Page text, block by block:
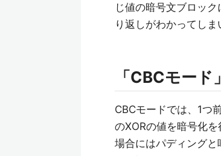
じ値の暗号文ブロッ
り返しがわかってしま
「CBCモード」
CBCモードでは、1つ
のXORの値を暗号化
場合にはパディングと